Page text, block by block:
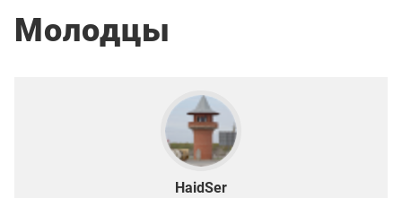
Молодцы
HaidSer